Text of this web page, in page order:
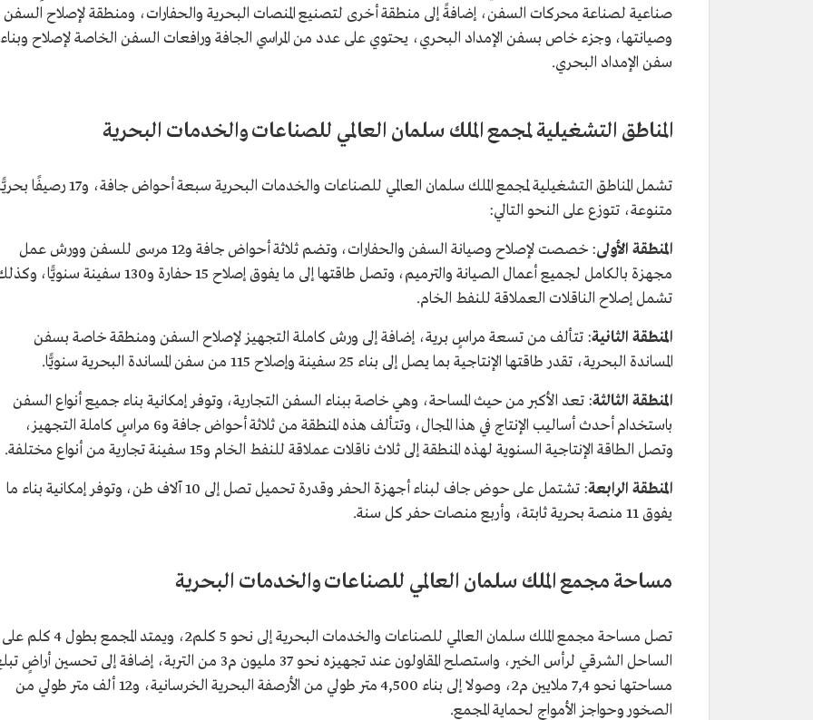
صناعية لصناعة محركات السفن، إضافةً إلى منطقة أخرى لتصنيع المنصات البحرية والحفارات، ومنطقة لإصلاح السفن
وصيانتها، وجزء خاص بسفن الإمداد البحري، يحتوي على عدد من المراسي الجافة ورافعات السفن الخاصة لإصلاح وبناء
سفن الإمداد البحري.
المناطق التشغيلية لمجمع الملك سلمان العالمي للصناعات والخدمات البحرية
تشمل المناطق التشغيلية لمجمع الملك سلمان العالمي للصناعات والخدمات البحرية سبعة أحواض جافة، و17
متنوعة، تتوزع على النحو التالي:
المنطقة الأولى
: خصصت لإصلاح وصيانة السفن والحفارات، وتضم ثلاثة أحواض جافة و12 مرسى للسفن وورش عمل
مجهزة بالكامل لجميع أعمال الصيانة والترميم، وتصل طاقتها إلى ما يفوق إصلاح 15 حفارة و130 سفينة
تشمل إصلاح الناقلات العملاقة للنفط الخام.
المنطقة الثانية: تتألف من تسعة مراسٍ برية، إضافة إلى ورش كاملة التجهيز لإصلاح السفن ومنطقة خاصة بسفن
المساندة البحرية، تقدر طاقتها الإنتاجية بما يصل إلى بناء 25 سفينة وإصلاح 115 من سفن المساندة البحرية سنويًّا.
المنطقة الثالثة: تعد الأكبر من حيث المساحة، وهي خاصة ببناء السفن التجارية، وتوفر إمكانية بناء جميع أنواع السفن
باستخدام أحدث أساليب الإنتاج في هذا المجال، وتتألف هذه المنطقة من ثلاثة أحواض جافة و6 مراسٍ كاملة التجهيز،
وتصل الطاقة الإنتاجية السنوية لهذه المنطقة إلى ثلاث ناقلات عملاقة للنفط الخام و15 سفينة تجارية من أنواع مختلفة.
المنطقة الرابعة
: تشتمل على حوض جاف لبناء أجهزة الحفر وقدرة تحميل تصل إلى 10 آلاف طن، وتوفر إمكانية بناء ما
يفوق 11 منصة بحرية ثابتة، وأربع منصات حفر كل سنة.
مساحة مجمع الملك سلمان العالمي للصناعات والخدمات البحرية
تصل مساحة مجمع الملك سلمان العالمي للصناعات والخدمات البحرية إلى نحو 5 كلم2، ويمتد المجمع بطول 4 كلم على
الساحل الشرقي لرأس الخير، واستصلح المقاولون عند تجهيزه نحو 37 مليون م3 من التربة، إضافة إلى تحسين أراضٍ
مساحتها نحو 7,4 ملايين م2، وصولا إلى بناء 4,500 متر طولي من الأرصفة البحرية الخرسانية، و12 ألف متر طولي من
الصخور وحواجز الأمواج لحماية المجمع.